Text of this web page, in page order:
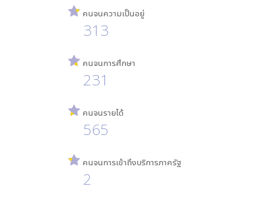
คนจนความเป็นอยู่
313
คนจนการศึกษา
231
คนจนรายได้
565
คนจนการเข้าถึงบริการภาครัฐ
2